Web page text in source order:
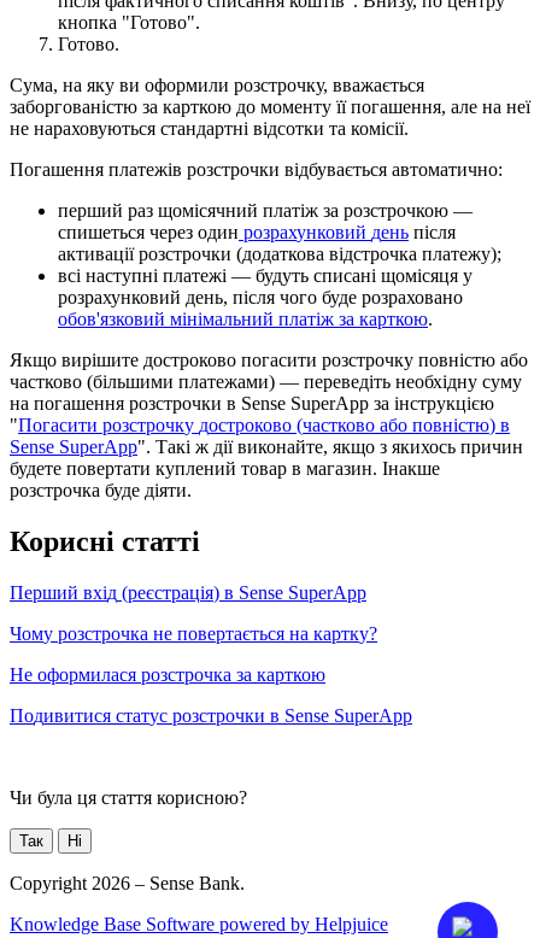
Готово.
Сума, на яку ви оформили розстрочку, вважається
заборгованістю за карткою до моменту її погашення, але на неї
не нараховуються стандартні відсотки та комісії.
Погашення платежів розстрочки відбувається автоматично:
перший раз щомісячний платіж за розстрочкою —
спишеться через один розрахунковий день після
активації розстрочки (додаткова відстрочка платежу);
всі наступні платежі — будуть списані щомісяця у
розрахунковий день, після чого буде розраховано
обов'язковий мінімальний платіж за карткою.
Якщо вирішите достроково погасити розстрочку повністю або
частково (більшими платежами) — переведіть необхідну суму
на погашення розстрочки в Sense SuperApp за інструкцією
"Погасити розстрочку достроково (частково або повністю) в
Sense SuperApp". Такі ж дії виконайте, якщо з якихось причин
будете повертати куплений товар в магазин. Інакше
розстрочка буде діяти.
Корисні статті
Перший вхід (реєстрація) в Sense SuperApp
Чому розстрочка не повертається на картку?
Не оформилася розстрочка за карткою
Подивитися статус розстрочки в Sense SuperApp
Чи була ця стаття корисною?
Так Ні
Copyright 2026 – Sense Bank.
Knowledge Base Software powered by Helpjuice